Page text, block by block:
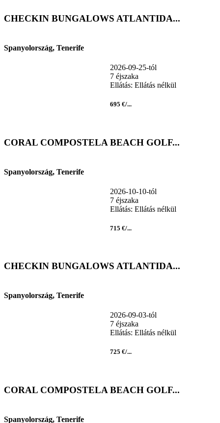
CHECKIN BUNGALOWS ATLANTIDA...
Spanyolország, Tenerife
2026-09-25-tól
7 éjszaka
Ellátás: Ellátás nélkül
695 €/...
CORAL COMPOSTELA BEACH GOLF...
Spanyolország, Tenerife
2026-10-10-tól
7 éjszaka
Ellátás: Ellátás nélkül
715 €/...
CHECKIN BUNGALOWS ATLANTIDA...
Spanyolország, Tenerife
2026-09-03-tól
7 éjszaka
Ellátás: Ellátás nélkül
725 €/...
CORAL COMPOSTELA BEACH GOLF...
Spanyolország, Tenerife